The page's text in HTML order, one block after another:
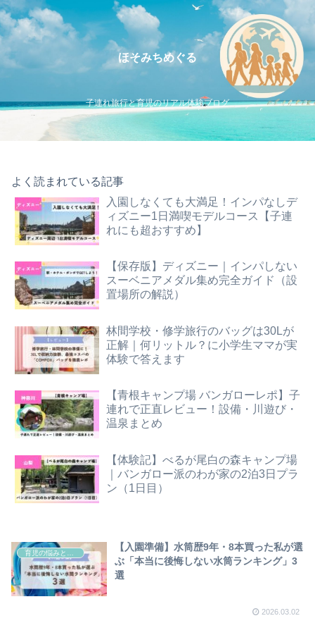
ほそみちめぐる
子連れ旅行と育児のリアル体験ブログ
よく読まれている記事
入園しなくても大満足！インパなしデ
ィズニー1日満喫モデルコース【子連
れにも超おすすめ】
【保存版】ディズニー｜インパしない
スーベニアメダル集め完全ガイド（設
置場所の解説）
林間学校・修学旅行のバッグは30Lが
正解｜何リットル？に小学生ママが実
体験で答えます
【青根キャンプ場 バンガローレポ】子
連れで正直レビュー！設備・川遊び・
温泉まとめ
【体験記】べるが尾白の森キャンプ場
｜バンガロー派のわが家の2泊3日プラ
ン（1日目）
【入園準備】水筒歴9年・8本買った私が選
ぶ「本当に後悔しない水筒ランキング」3
選
2026.03.02